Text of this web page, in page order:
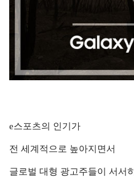
e스포츠의 인기가
전 세계적으로 높아지면서
글로벌 대형 광고주들이 서서히